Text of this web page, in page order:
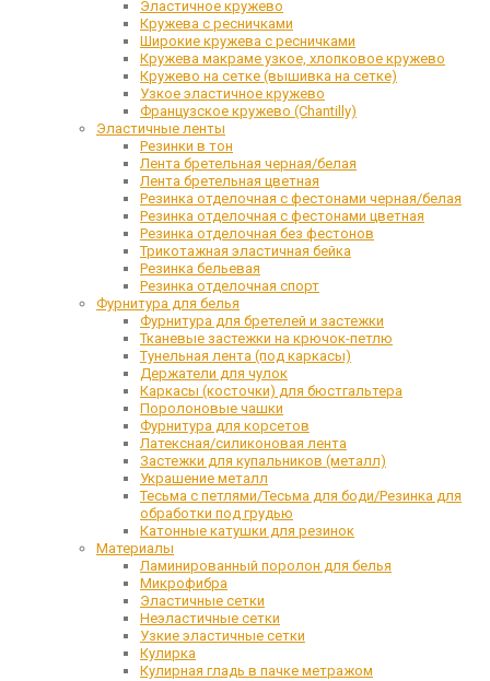
Эластичное кружево
Кружева с ресничками
Широкие кружева с ресничками
Кружева макраме узкое, хлопковое кружево
Кружево на сетке (вышивка на сетке)
Узкое эластичное кружево
Французское кружево (Chantilly)
Эластичные ленты
Резинки в тон
Лента бретельная черная/белая
Лента бретельная цветная
Резинка отделочная с фестонами черная/белая
Резинка отделочная с фестонами цветная
Резинка отделочная без фестонов
Трикотажная эластичная бейка
Резинка бельевая
Резинка отделочная спорт
Фурнитура для белья
Фурнитура для бретелей и застежки
Тканевые застежки на крючок-петлю
Тунельная лента (под каркасы)
Держатели для чулок
Каркасы (косточки) для бюстгальтера
Поролоновые чашки
Фурнитура для корсетов
Латексная/силиконовая лента
Застежки для купальников (металл)
Украшение металл
Тесьма с петлями/Тесьма для боди/Резинка для
обработки под грудью
Катонные катушки для резинок
Материалы
Ламинированный поролон для белья
Микрофибра
Эластичные сетки
Неэластичные сетки
Узкие эластичные сетки
Кулирка
Кулирная гладь в пачке метражом